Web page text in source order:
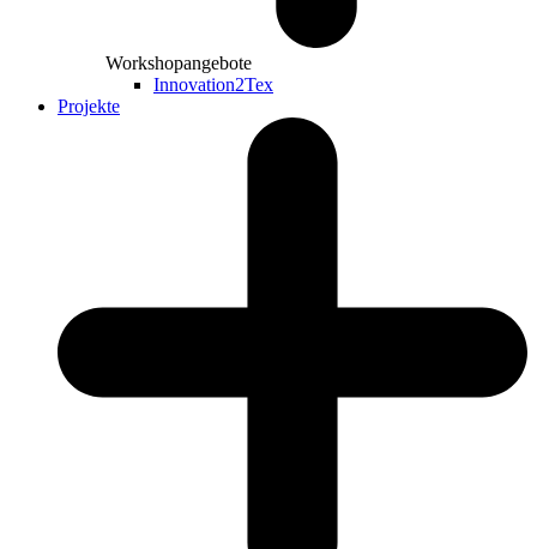
Workshopangebote
Innovation2Tex
Projekte